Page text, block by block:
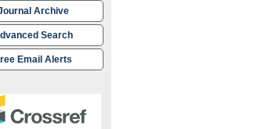
Archive
Search
Email Alerts